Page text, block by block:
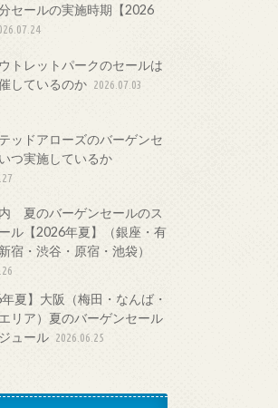
セールの実施時期【2026
トレットパークのセールは
しているのか 2026.07.03
ッドアローズのバーゲンセ
つ実施しているか
夏のバーゲンセールのス
ル【2026年夏】（銀座・有
宿・渋谷・原宿・池袋）
年夏】大阪（梅田・なんば・
リア）夏のバーゲンセール
ュール 2026.06.25